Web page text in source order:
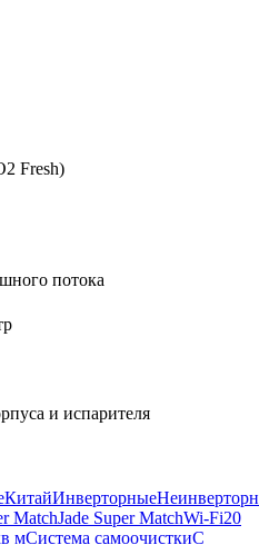
Fresh)
потока
и испарителя
КитайИнверторные
MatchJade Super MatchWi-Fi20
мСистема самоочисткиС